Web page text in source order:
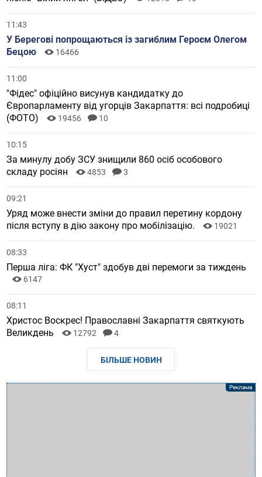
11:43
У Берегові попрощаються із загиблим Героєм Олегом
Бецою
16466
11:00
"Фідес" офіційно висунув кандидатку до
Європарламенту від угорців Закарпаття: всі подробиці
(ФОТО)
19456 10
10:15
За минулу добу ЗСУ знищили 860 осіб особового
складу росіян
4853 3
09:21
Уряд може внести зміни до правил перетину кордону
після вступу в дію закону про мобілізацію.
19021
08:33
Перша ліга: ФК "Хуст" здобув дві перемоги за тиждень
6147
08:11
Христос Воскрес! Православні Закарпаття святкують
Великдень
12792 4
БІЛЬШЕ НОВИН